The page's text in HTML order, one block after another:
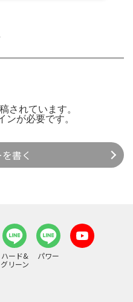
されています。
ンが必要です。
書く
ハード&
グリーン
パワー